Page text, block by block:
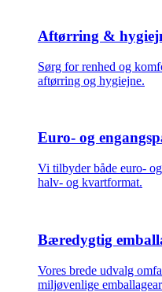
Aftørring &
Sørg for renhed og
aftørring og hygiejne.
Euro- og
Vi tilbyder både euro-
halv- og kvartformat.
Bæredygtig
Vores brede udvalg
miljøvenlige